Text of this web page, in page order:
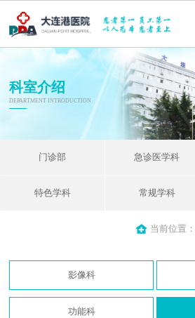
科室介绍
DEPARTMENT INTRODUCTION
门诊部 急诊医学科
特色学科 常规学科
当前位置：
影像科
功能科